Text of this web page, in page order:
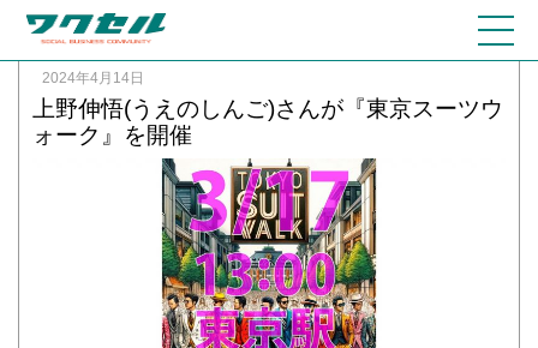
2024年4月14日
上野伸悟(うえのしんご)さんが『東京スーツウ
ォーク』を開催